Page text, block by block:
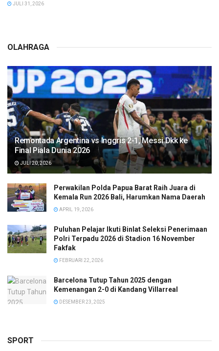
JULI 31, 2026
OLAHRAGA
Remontada Argentina vs Inggris 2-1, Messi Dkk ke
Final Piala Dunia 2026
JULI 20, 2026
Perwakilan Polda Papua Barat Raih Juara di
Kemala Run 2026 Bali, Harumkan Nama Daerah
APRIL 19, 2026
Puluhan Pelajar Ikuti Binlat Seleksi Penerimaan
Polri Terpadu 2026 di Stadion 16 November
Fakfak
FEBRUARI 22, 2026
Barcelona Tutup Tahun 2025 dengan
Kemenangan 2-0 di Kandang Villarreal
DESEMBER 23, 2025
SPORT